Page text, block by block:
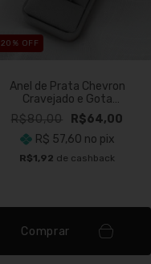
20 % OFF
Anel de Prata Chevron
Cravejado e Gota
Solitário
R$80,00
R$64,00
R$ 57,60 no pix
R$1,92 de cashback
Comprar